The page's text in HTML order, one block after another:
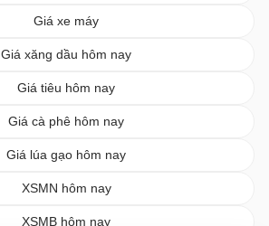
Giá xe máy
Giá xăng dầu hôm nay
Giá tiêu hôm nay
Giá cà phê hôm nay
Giá lúa gạo hôm nay
XSMN hôm nay
XSMB hôm nay